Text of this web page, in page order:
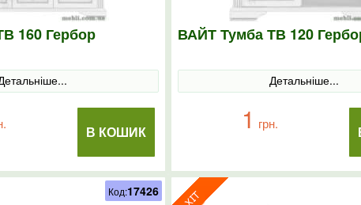
160 Гербор
В КОШИК
ВАЙТ Тумба ТВ 120
Детальніше...
1 грн.
Код:17426